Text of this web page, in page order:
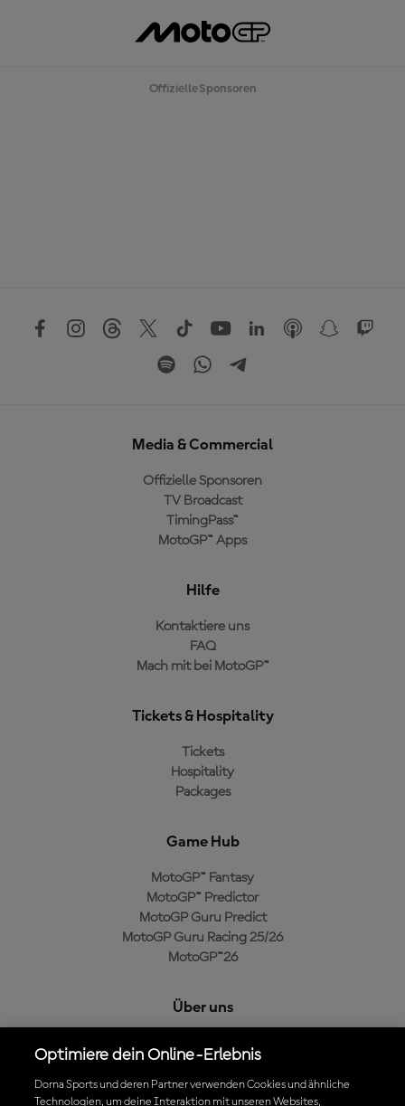
Offizielle Sponsoren
Media & Commercial
Offizielle Sponsoren
TV Broadcast
TimingPass™
MotoGP™ Apps
Hilfe
Kontaktiere uns
FAQ
Mach mit bei MotoGP™
Tickets & Hospitality
Tickets
Hospitality
Packages
Game Hub
MotoGP™ Fantasy
MotoGP™ Predictor
MotoGP Guru Predict
MotoGP Guru Racing 25/26
MotoGP™26
Über uns
Cookie-Richtlinien
Geschäftsbedingungen
Optimiere dein Online-Erlebnis
Dorna Sports und deren Partner verwenden Cookies und ähnliche
Technologien, um deine Interaktion mit unseren Websites,